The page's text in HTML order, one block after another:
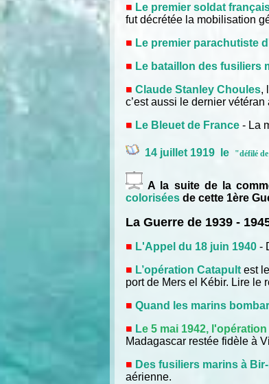
Le premier soldat
fut décrétée la mobilisation
Le premier parachutiste
Le bataillon des fusiliers
Claude Stanley Choules,
c’est aussi le dernier
Le Bleuet de France - La
14 juillet 1919 le "défilé
A la suite de la
colorisées de cette 1ère
La Guerre de 1939 -
L'Appel du 18 juin 1940 -
L’opération Catapult est
port de Mers el Kébir. Lire le
Quand les marins
Le 5 mai 1942,
Madagascar restée fidèle à
Des fusiliers marins à
aérienne.